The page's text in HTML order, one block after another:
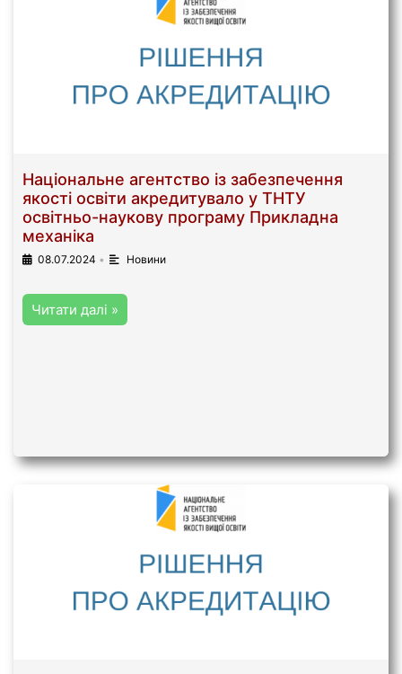
Національне агентство із забезпечення
якості освіти акредитувало у ТНТУ
освітньо-наукову програму Прикладна
механіка
08.07.2024 • Новини
Читати далі »